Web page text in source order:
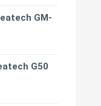
GM-
G50